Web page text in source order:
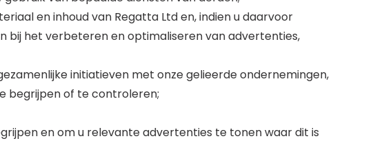
en inhoud van Regatta Ltd en, indien u daarvoor
bij het verbeteren en optimaliseren van advertenties,
initiatieven met onze gelieerde ondernemingen,
begrijpen of te controleren;
en om u relevante advertenties te tonen waar dit is